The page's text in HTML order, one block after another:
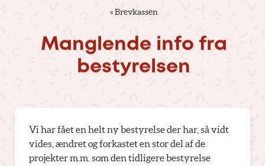
«Brevkassen
Manglende info fra
bestyrelsen
Vi har fået en helt ny bestyrelse der har, så vidt
vides, ændret og forkastet en stor del af de
projekter m.m. som den tidligere bestyrelse